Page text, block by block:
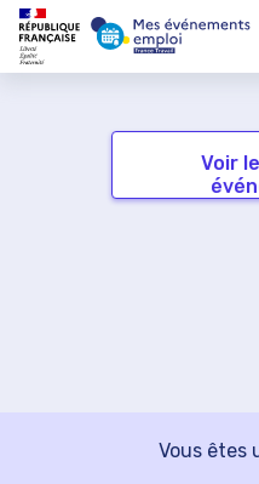
Voir
Vous êtes